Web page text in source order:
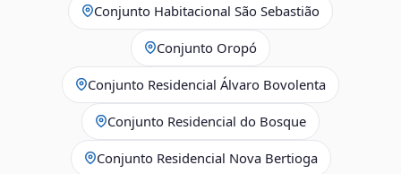
Conjunto Habitacional São Sebastião
Conjunto Oropó
Conjunto Residencial Álvaro Bovolenta
Conjunto Residencial do Bosque
Conjunto Residencial Nova Bertioga